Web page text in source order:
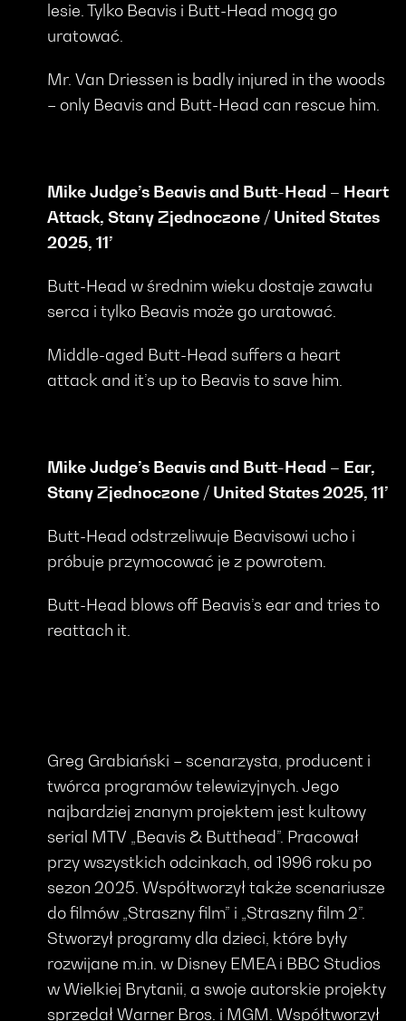
lesie. Tylko Beavis i Butt-Head mogą go
uratować.
Mr. Van Driessen is badly injured in the woods
– only Beavis and Butt-Head can rescue him.
Mike Judge’s Beavis and Butt-Head – Heart
Attack, Stany Zjednoczone / United States
2025, 11’
Butt-Head w średnim wieku dostaje zawału
serca i tylko Beavis może go uratować.
Middle-aged Butt-Head suffers a heart
attack and it’s up to Beavis to save him.
Mike Judge’s Beavis and Butt-Head – Ear,
Stany Zjednoczone / United States 2025, 11’
Butt-Head odstrzeliwuje Beavisowi ucho i
próbuje przymocować je z powrotem.
Butt-Head blows off Beavis’s ear and tries to
reattach it.
Greg Grabiański – scenarzysta, producent i
twórca programów telewizyjnych. Jego
najbardziej znanym projektem jest kultowy
serial MTV „Beavis & Butthead”. Pracował
przy wszystkich odcinkach, od 1996 roku po
sezon 2025. Współtworzył także scenariusze
do filmów „Straszny film” i „Straszny film 2”.
Stworzył programy dla dzieci, które były
rozwijane m.in. w Disney EMEA i BBC Studios
w Wielkiej Brytanii, a swoje autorskie projekty
sprzedał Warner Bros. i MGM. Współtworzył